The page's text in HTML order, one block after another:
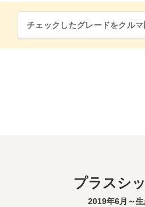
チェックしたグレードをクル
プラスシ
2019年6月～生